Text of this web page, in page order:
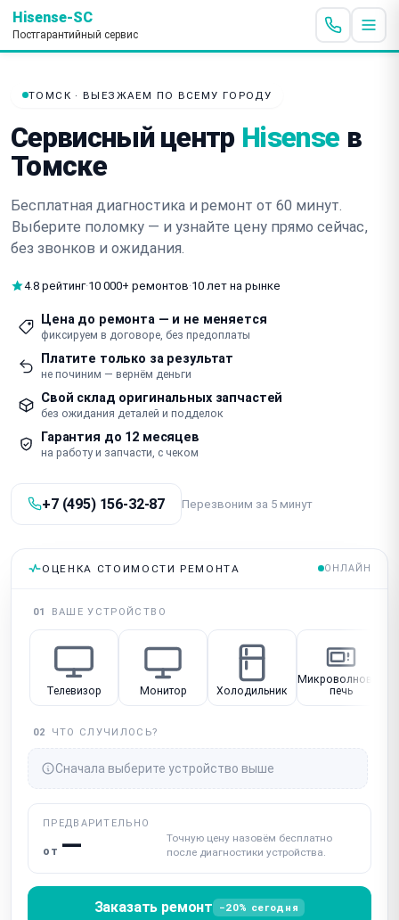
Hisense-SC
Постгарантийный сервис
ТОМСК · ВЫЕЗЖАЕМ ПО ВСЕМУ ГОРОДУ
Сервисный центр Hisenseв
Томске
Бесплатная диагностика и ремонт от 60 минут.
Выберите поломку — и узнайте цену прямо сейчас,
без звонков и ожидания.
4.8 рейтинг·10 000+ ремонтов·10 лет на рынке
Цена до ремонта — и не меняется
фиксируем в договоре, без предоплаты
Платите только за результат
не починим — вернём деньги
Свой склад оригинальных запчастей
без ожидания деталей и подделок
Гарантия до 12 месяцев
на работу и запчасти, с чеком
+7 (495) 156-32-87 Перезвоним за 5 минут
ОЦЕНКА СТОИМОСТИ РЕМОНТА ОНЛАЙН
01 ВАШЕ УСТРОЙСТВО
Телевизор Монитор Холодильник
Микроволновая
печь
02 ЧТО СЛУЧИЛОСЬ?
Сначала выберите устройство выше
ПРЕДВАРИТЕЛЬНО
от —
Точную цену назовём бесплатно
после диагностики устройства.
Заказать ремонт −20% сегодня